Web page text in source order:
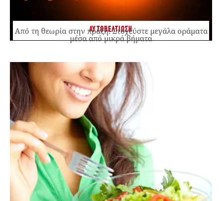
ΑΥΤΟΒΕΛΤΙΩΣΗ
Από τη θεωρία στην πράξη: Στοχεύστε μεγάλα οράματα
μέσα από μικρά βήματα